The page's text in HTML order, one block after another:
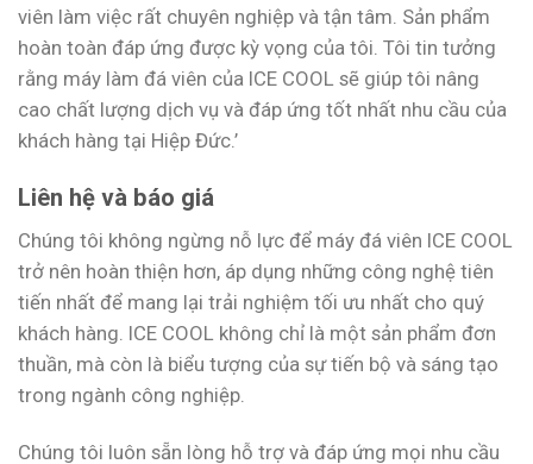
viên làm việc rất chuyên nghiệp và tận tâm. Sản phẩm
hoàn toàn đáp ứng được kỳ vọng của tôi. Tôi tin tưởng
rằng máy làm đá viên của ICE COOL sẽ giúp tôi nâng
cao chất lượng dịch vụ và đáp ứng tốt nhất nhu cầu của
khách hàng tại Hiệp Đức.’
Liên hệ và báo giá
Chúng tôi không ngừng nỗ lực để máy đá viên ICE COOL
trở nên hoàn thiện hơn, áp dụng những công nghệ tiên
tiến nhất để mang lại trải nghiệm tối ưu nhất cho quý
khách hàng. ICE COOL không chỉ là một sản phẩm đơn
thuần, mà còn là biểu tượng của sự tiến bộ và sáng tạo
trong ngành công nghiệp.
Chúng tôi luôn sẵn lòng hỗ trợ và đáp ứng mọi nhu cầu